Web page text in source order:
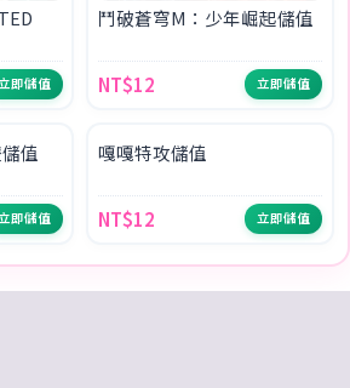
即儲值
鬥破蒼穹M：少年崛起儲值
NT$12 立即儲值
值
即儲值
嘎嘎特攻儲值
NT$12 立即儲值